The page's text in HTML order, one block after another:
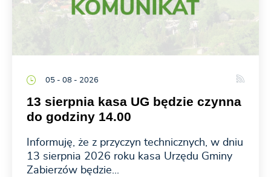
05 - 08 - 2026
13 sierpnia kasa UG będzie czynna
do godziny 14.00
Informuję, że z przyczyn technicznych, w dniu
13 sierpnia 2026 roku kasa Urzędu Gminy
Zabierzów będzie...